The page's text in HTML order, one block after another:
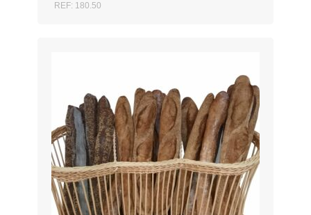
REF: 180.50
AJOUTER AU DEVIS